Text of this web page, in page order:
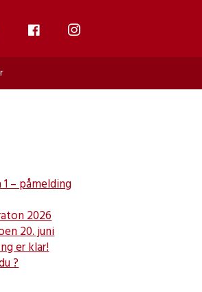
INSTAGRAM
– påmelding
2026
20. juni
er klar!
?